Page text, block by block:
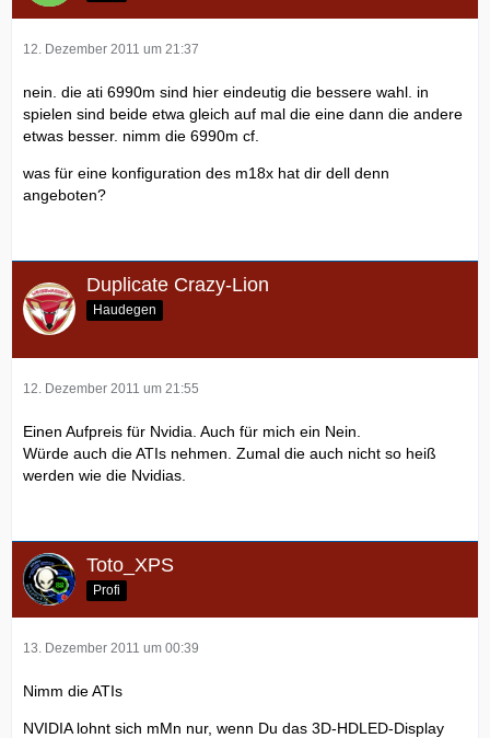
12. Dezember 2011 um 21:37
nein. die ati 6990m sind hier eindeutig die bessere wahl. in
spielen sind beide etwa gleich auf mal die eine dann die andere
etwas besser. nimm die 6990m cf.
was für eine konfiguration des m18x hat dir dell denn
angeboten?
Duplicate Crazy-Lion
Haudegen
12. Dezember 2011 um 21:55
Einen Aufpreis für Nvidia. Auch für mich ein Nein.
Würde auch die ATIs nehmen. Zumal die auch nicht so heiß
werden wie die Nvidias.
Toto_XPS
Profi
13. Dezember 2011 um 00:39
Nimm die ATIs
NVIDIA lohnt sich mMn nur, wenn Du das 3D-HDLED-Display